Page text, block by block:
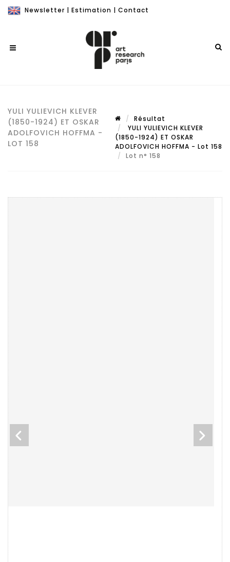
Newsletter | Estimation | Contact
YULI YULIEVICH KLEVER
(1850-1924) ET OSKAR
ADOLFOVICH HOFFMA -
LOT 158
Résultat
YULI YULIEVICH KLEVER
(1850-1924) ET OSKAR
ADOLFOVICH HOFFMA - Lot 158
Lot n° 158